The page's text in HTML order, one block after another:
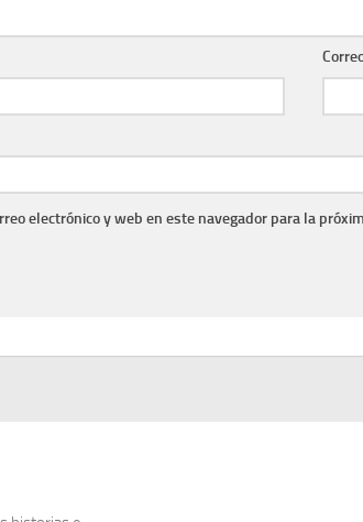
electrónico y web en este navegador para la